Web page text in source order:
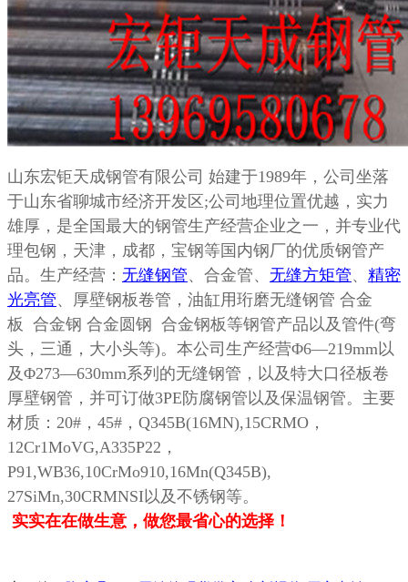
山东宏钜天成钢管有限公司 始建于1989年，公司坐落
于山东省聊城市经济开发区;公司地理位置优越，实力
雄厚，是全国最大的钢管生产经营企业之一，并专业代
理包钢，天津，成都，宝钢等国内钢厂的优质钢管产
品。生产经营： 无缝钢管、合金管、 无缝方矩管、 精密
光亮管、厚壁钢板卷管，油缸用珩磨无缝钢管 合金
板 合金钢 合金圆钢 合金钢板等钢管产品以及管件(弯
头，三通，大小头等)。本公司生产经营Φ6—219mm 以
及Φ273—630mm系列的无缝钢管，以及特大口径板卷
厚壁钢管，并可订做3PE防腐钢管以及保温钢管。主要
材质： 20# ， 45# ， Q345B(16MN),15CRMO ，
12Cr1MoVG,A335P22 ，
P91,WB36,10CrMo910,16Mn(Q345B),
27SiMn,30CRMNSI以及不锈钢等。
实实在在做生意，做您最省心的选择！